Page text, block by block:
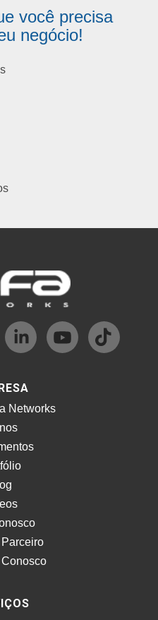
você precisa
negócio!
Networks